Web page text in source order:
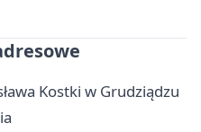
Kostki w Grudziądzu